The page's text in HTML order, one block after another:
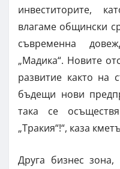
инвеститорите,
влагаме общински
съвременна
„Мадика“. Новите
развитие както на
бъдещи нови
така се
„Тракия“!“, каза
Друга бизнес